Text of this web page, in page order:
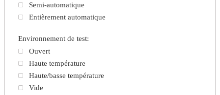
Semi-automatique
Entièrement automatique
Environnement de test:
Ouvert
Haute température
Haute/basse température
Vide